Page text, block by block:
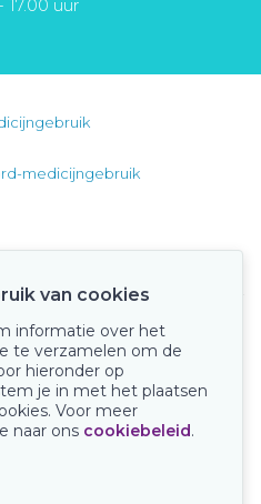
uur
medicijngebruik
van cookies
informatie over het
te verzamelen om de
hieronder op
je in met het plaatsen
Voor meer
naar ons cookiebeleid.